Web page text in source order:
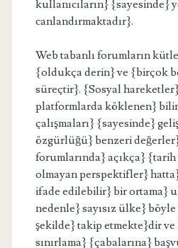
kullanıcıların} {sayesinde}
canlandırmaktadır}.
Web tabanlı forumların
{oldukça derin} ve {birçok
süreçtir}. {Sosyal
platformlarda köklenen}
çalışmaları} {sayesinde}
özgürlüğü} benzeri
forumlarında} açıkça} {tarih
olmayan perspektifler}
ifade edilebilir} bir ortama}
nedenle} sayısız ülke}
şekilde} takip etmekte}dir ve
sınırlama} {çabalarına}